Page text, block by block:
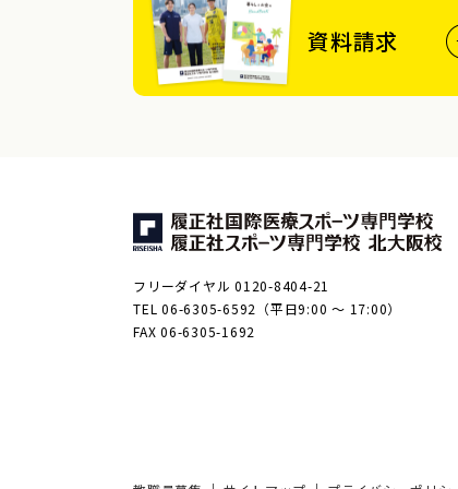
資料請求
フリーダイヤル 0120-8404-21
TEL 06-6305-6592（平日9:00 ～ 17:00）
FAX 06-6305-1692